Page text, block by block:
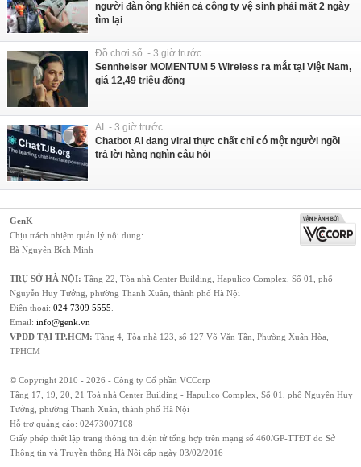
người đàn ông khiến cả công ty vệ sinh phải mất 2 ngày
tìm lại
Đồ chơi số - 3 giờ trước
Sennheiser MOMENTUM 5 Wireless ra mắt tại Việt Nam,
giá 12,49 triệu đồng
AI - 3 giờ trước
Chatbot AI đang viral thực chất chỉ có một người ngồi
trả lời hàng nghìn câu hỏi
GenK
Chịu trách nhiệm quản lý nội dung:
Bà Nguyễn Bích Minh
TRỤ SỞ HÀ NỘI: Tầng 22, Tòa nhà Center Building, Hapulico Complex, Số 01, phố
Nguyễn Huy Tưởng, phường Thanh Xuân, thành phố Hà Nội
Điện thoại: 024 7309 5555
Email: info@genk.vn
VPĐD TẠI TP.HCM: Tầng 4, Tòa nhà 123, số 127 Võ Văn Tần, Phường Xuân Hòa,
TPHCM
© Copyright 2010 - 2026 - Công ty Cổ phần VCCorp
Tầng 17, 19, 20, 21 Toà nhà Center Building - Hapulico Complex, Số 01, phố Nguyễn Huy
Tưởng, phường Thanh Xuân, thành phố Hà Nội
Hỗ trợ quảng cáo: 02473007108
Giấy phép thiết lập trang thông tin điện tử tổng hợp trên mạng số 460/GP-TTĐT do Sở
Thông tin và Truyền thông Hà Nội cấp ngày 03/02/2016